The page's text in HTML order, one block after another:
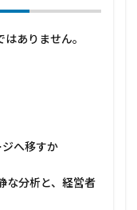
ありません。
へ移すか
な分析と、経営者